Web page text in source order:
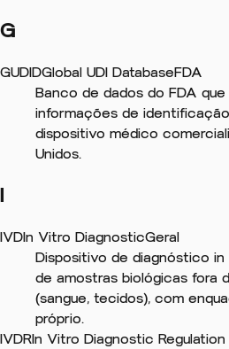
G
GUDIDGlobal UDI DatabaseFDA
Banco de dados do FDA que
informações de
dispositivo médico
Unidos.
I
IVDIn Vitro DiagnosticGeral
Dispositivo de diagnóstico
de amostras biológicas fora
(sangue, tecidos), com
próprio.
IVDRIn Vitro Diagnostic Regulation